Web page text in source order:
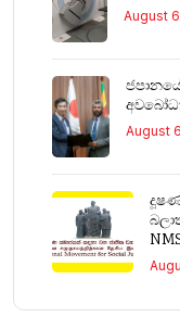
August
August